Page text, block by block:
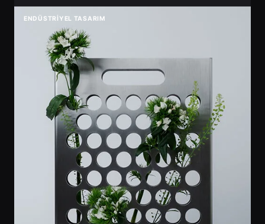
ENDÜSTRIYEL TASARIM